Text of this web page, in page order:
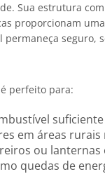
Sua estrutura
proporcionam
seguro,
perfeito para:
em áreas rurais
ou lanternas
quedas de